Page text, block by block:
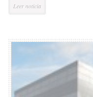
Leer noticia